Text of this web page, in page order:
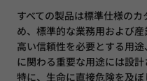
すべての製品は標準仕様の
め、標準的な業務用および産
高い信頼性を必要とする用
に関わる重要な用途には設計
特に、生命に直接危険を及